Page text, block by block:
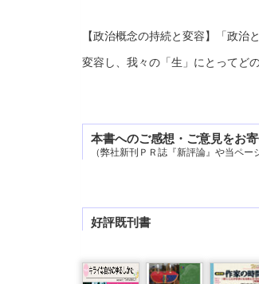
【政治概念の持続と変容】「政
変容し、我々の「生」にとってど
本書へのご感想・ご意見をお
（弊社新刊ＰＲ誌『新評論』や当ペ
好評既刊書